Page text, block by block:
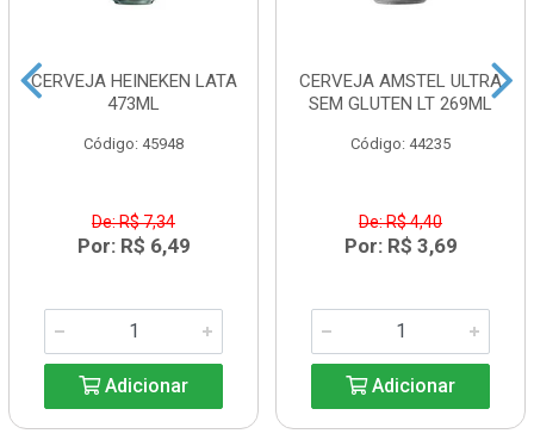
CERVEJA HEINEKEN LATA
473ML
Código: 45948
De: R$ 7,34
Por: R$ 6,49
Adicionar
CERVEJA AMSTEL ULTRA
SEM GLUTEN LT 269ML
Código: 44235
De: R$ 4,40
Por: R$ 3,69
Adicionar